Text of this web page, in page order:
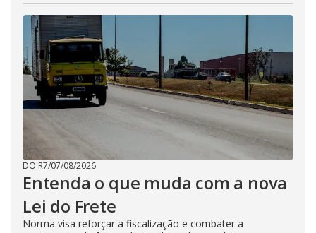
DO R7/07/08/2026
Entenda o que muda com a nova
Lei do Frete
Norma visa reforçar a fiscalização e combater a